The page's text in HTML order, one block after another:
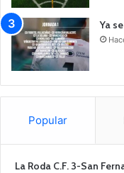
Ya
Popular
La Roda C.F. 3-San